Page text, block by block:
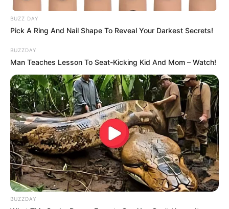
Tags Accident News Surendranagar
Surendranagar Accident
અમારી યુટ્યુબ ચેનલ ને Subscribe કરો
Latest News
અમદાવાદમાં મેયરને જોતા જ 3 દિવસથી પાણીમાં
રહેલા લોકોનો બાટલો ફાટ્યો
BUZZ DAY
Pick A Ring And Nail Shape To Reveal Your Darkest Secrets!
BUZZDAY
Man Teaches Lesson To Seat-Kicking Kid And Mom – Watch!
BUZZDAY